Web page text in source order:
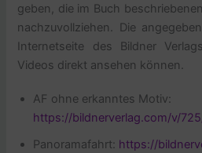
geben, die im Buch
nachzuvollziehen. Die
Internetseite des Bildner
Videos direkt ansehen können.
AF ohne erkanntes Motiv:
https://bildnerverlag.com/v/
Panoramafahrt: https://